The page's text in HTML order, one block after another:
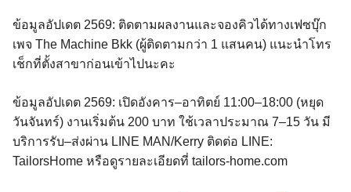
ข้อมูลอัปเดต 2569: ติดตามผลงานและจองคิวได้ทางเฟซบุ๊ก
เพจ The Machine Bkk (ผู้ติดตามกว่า 1 แสนคน) แนะนำโทร
เช็กที่ตั้งสาขาก่อนเข้าไปนะคะ
ข้อมูลอัปเดต 2569: เปิดอังคาร–อาทิตย์ 11:00–18:00 (หยุด
วันจันทร์) งานเริ่มต้น 200 บาท ใช้เวลาประมาณ 7–15 วัน มี
บริการรับ–ส่งผ่าน LINE MAN/Kerry ติดต่อ LINE:
TailorsHome หรือดูรายละเอียดที่ tailors-home.com